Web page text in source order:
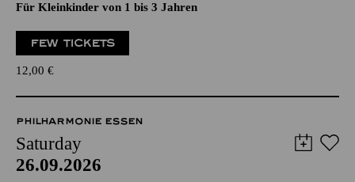
Für Kleinkinder von 1 bis 3 Jahren
FEW TICKETS
12,00 €
PHILHARMONIE ESSEN
Saturday
26.09.2026